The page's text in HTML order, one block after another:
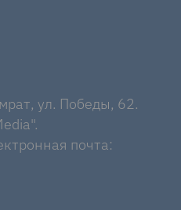
ул. Победы, 62.
почта: